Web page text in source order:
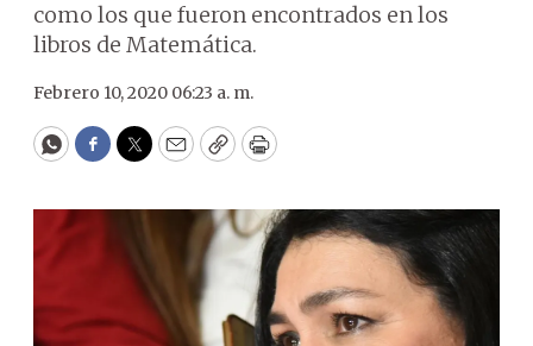
como los que fueron encontrados en los
libros de Matemática.
Febrero 10, 2020 06:23 a. m.
WhatsApp
Facebook
Twitter
EmailCopyPrint